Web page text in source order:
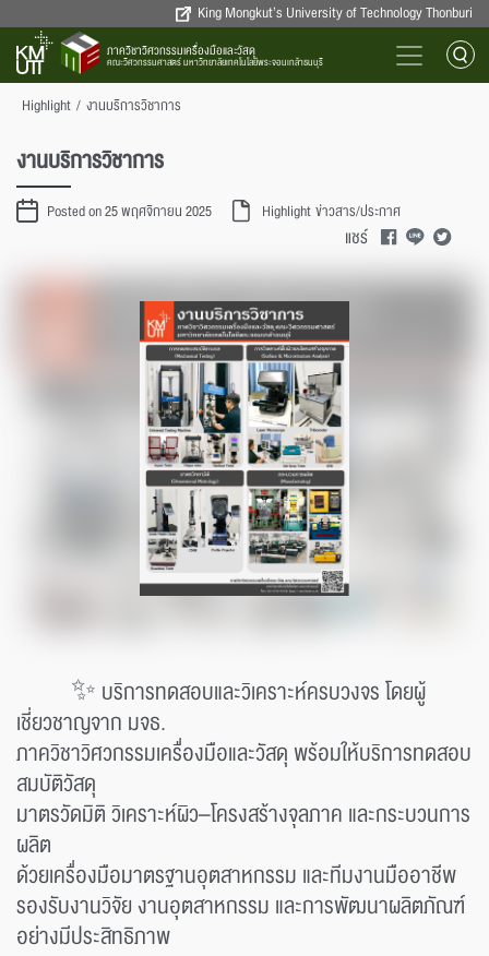
King Mongkut’s University of Technology Thonburi
ภาควิชาวิศวกรรมเครื่องมือและวัสดุ
คณะวิศวกรรมศาสตร์ มหาวิทยาลัยเทคโนโลยีพระจอมเกล้าธนบุรี
Highlight / งานบริการวิชาการ
งานบริการวิชาการ
Posted on 25 พฤศจิกายน 2025 Highlightข่าวสาร/ประกาศ
แชร์
✨ บริการทดสอบและวิเคราะห์ครบวงจร โดยผู้
เชี่ยวชาญจาก มจธ.
ภาควิชาวิศวกรรมเครื่องมือและวัสดุ พร้อมให้บริการทดสอบ
สมบัติวัสดุ
มาตรวัดมิติ วิเคราะห์ผิว–โครงสร้างจุลภาค และกระบวนการ
ผลิต
ด้วยเครื่องมือมาตรฐานอุตสาหกรรม และทีมงานมืออาชีพ
รองรับงานวิจัย งานอุตสาหกรรม และการพัฒนาผลิตภัณฑ์
อย่างมีประสิทธิภาพ